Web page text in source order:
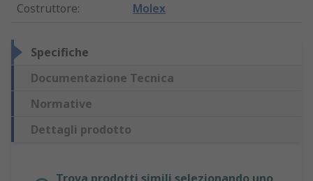
Costruttore: Molex
Specifiche
Documentazione Tecnica
Normative
Dettagli prodotto